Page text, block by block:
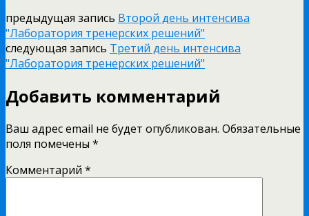
предыдущая запись Второй день интенсива
"Лаборатория тренерских решений"
следующая запись Третий день интенсива
"Лаборатория тренерских решений"
Добавить комментарий
Ваш адрес email не будет опубликован. Обязательные
поля помечены *
Комментарий *